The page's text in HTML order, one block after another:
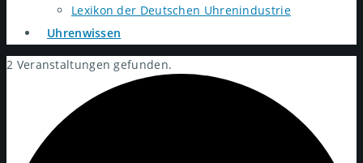
Lexikon der Deutschen Uhrenindustrie
Uhrenwissen
2 Veranstaltungen gefunden.